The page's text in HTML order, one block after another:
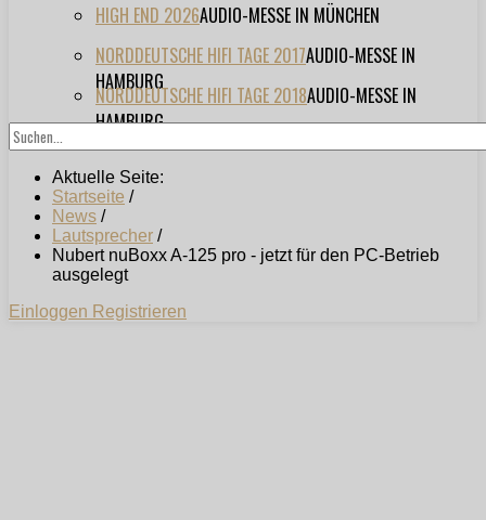
HIGH END 2026AUDIO-MESSE IN MÜNCHEN
NORDDEUTSCHE HIFI TAGE 2017AUDIO-MESSE IN
HAMBURG
NORDDEUTSCHE HIFI TAGE 2018AUDIO-MESSE IN
HAMBURG
Aktuelle Seite:
Startseite /
News /
Lautsprecher /
Nubert nuBoxx A-125 pro - jetzt für den PC-Betrieb
ausgelegt
Einloggen Registrieren